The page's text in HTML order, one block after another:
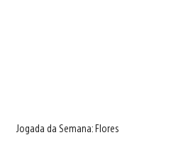
Jogada da Semana: Flores